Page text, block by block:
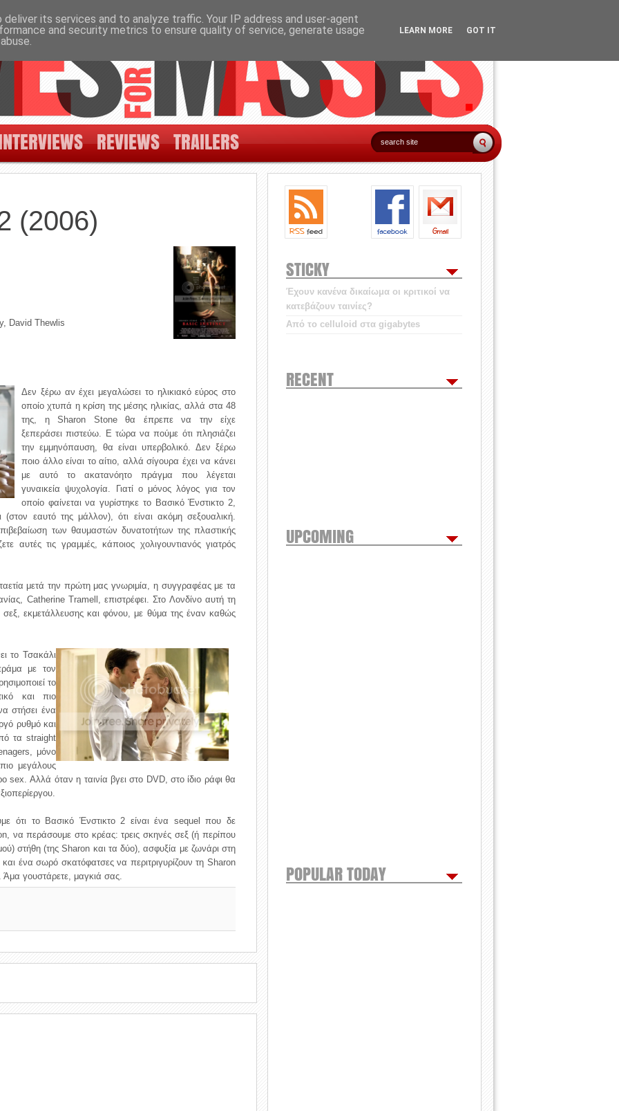
REVIEWS TRAILERS
(2006)
David Thewlis
Δεν ξέρω αν έχει μεγαλώσει το ηλικιακό εύρος στο
οποίο χτυπά η κρίση της μέσης ηλικίας, αλλά στα 48
της, η Sharon Stone θα έπρεπε να την είχε
ξεπεράσει πιστεύω. Ε τώρα να πούμε ότι πλησιάζει
την εμμηνόπαυση, θα είναι υπερβολικό. Δεν ξέρω
ποιο άλλο είναι το αίτιο, αλλά σίγουρα έχει να κάνει
με αυτό το ακατανόητο πράγμα που λέγεται
γυναικεία ψυχολογία. Γιατί ο μόνος λόγος για τον
οποίο φαίνεται να γυρίστηκε το Βασικό Ένστικτο 2,
εαυτό της μάλλον), ότι είναι ακόμη σεξουαλική.
των θαυμαστών δυνατοτήτων της πλαστικής
αυτές τις γραμμές, κάποιος χολιγουντιανός γιατρός
μετά την πρώτη μας γνωριμία, η συγγραφέας με τα
Catherine Tramell, επιστρέφει. Στο Λονδίνο αυτή τη
σεξ, εκμετάλλευσης και φόνου, με θύμα της έναν καθώς
το Τσακάλι
με τον
το
και πιο
στήσει ένα
ρυθμό και
τα straight
μόνο
μεγάλους
sex. Αλλά όταν η ταινία βγει στο DVD, στο ίδιο ράφι θα
ότι το Βασικό Ένστικτο 2 είναι ένα sequel που δε
να περάσουμε στο κρέας: τρεις σκηνές σεξ (ή περίπου
στήθη (της Sharon και τα δύο), ασφυξία με ζωνάρι στη
ένα σωρό σκατόφατσες να περιτριγυρίζουν τη Sharon
Άμα γουστάρετε, μαγκιά σας.
STICKY
Έχουν κανένα δικαίωμα οι κριτικοί να
κατεβάζουν ταινίες?
Από το celluloid στα gigabytes
RECENT
UPCOMING
POPULAR TODAY
its services and to analyze traffic. Your IP address and user-agent
and security metrics to ensure quality of service, generate usage
LEARN MORE GOT IT